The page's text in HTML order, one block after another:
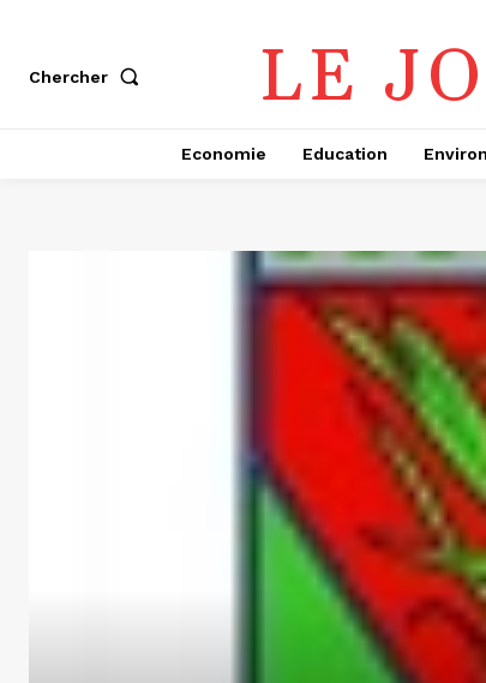
Chercher LE
Economie Education